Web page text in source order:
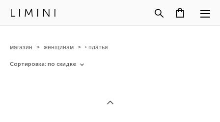
L I M I N I
магазин > женщинам > ‣ платья
Сортировка: по скидке